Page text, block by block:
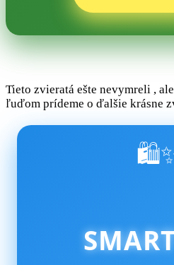
Tieto zvieratá ešte nevymreli ,
ľuďom prídeme o ďalšie krásne